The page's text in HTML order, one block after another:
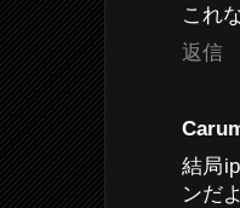
これ
返信
結局
ンだ